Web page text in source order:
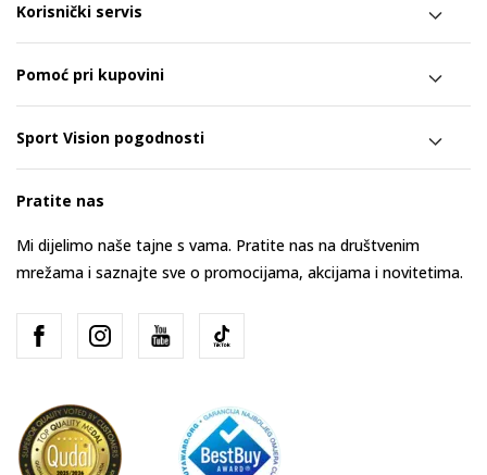
Korisnički servis
Pomoć pri kupovini
Sport Vision pogodnosti
Pratite nas
Mi dijelimo naše tajne s vama. Pratite nas na društvenim
mrežama i saznajte sve o promocijama, akcijama i novitetima.